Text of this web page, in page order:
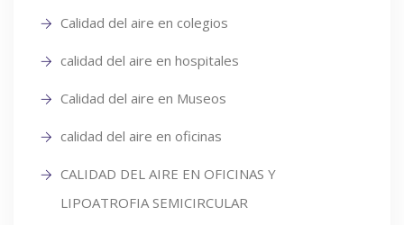
Calidad del aire en colegios
calidad del aire en hospitales
Calidad del aire en Museos
calidad del aire en oficinas
CALIDAD DEL AIRE EN OFICINAS Y
LIPOATROFIA SEMICIRCULAR